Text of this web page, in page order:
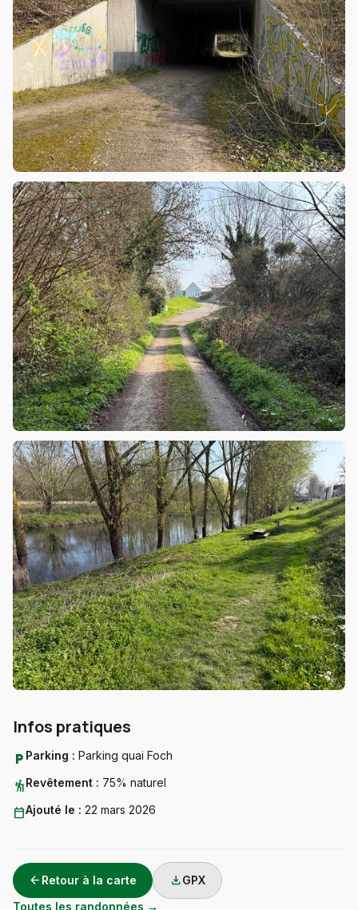
Infos pratiques
local_parking Parking : Parking quai Foch
hikingRevêtement : 75% naturel
calendar_todayAjouté le : 22 mars 2026
arrow_back Retour à la carte downloadGPX
Toutes les randonnées →